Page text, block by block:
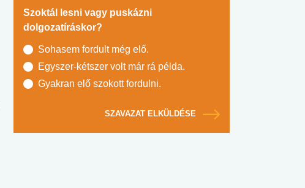
Szoktál lesni vagy puskázni
dolgozatíráskor?
Sohasem fordult még elő.
Egyszer-kétszer volt már rá példa.
Gyakran elő szokott fordulni.
SZAVAZAT ELKÜLDÉSE